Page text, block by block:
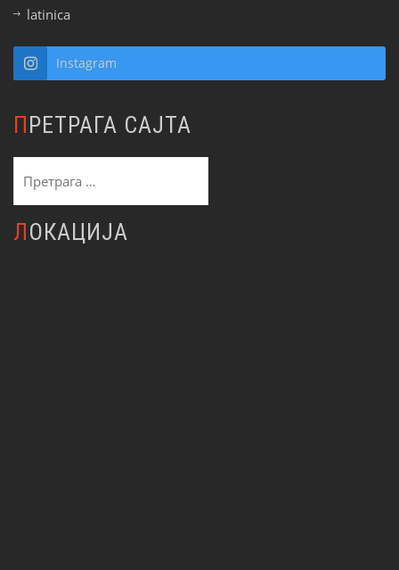
latinica
Instagram
ПРЕТРАГА САЈТА
за:
ЛОКАЦИЈА